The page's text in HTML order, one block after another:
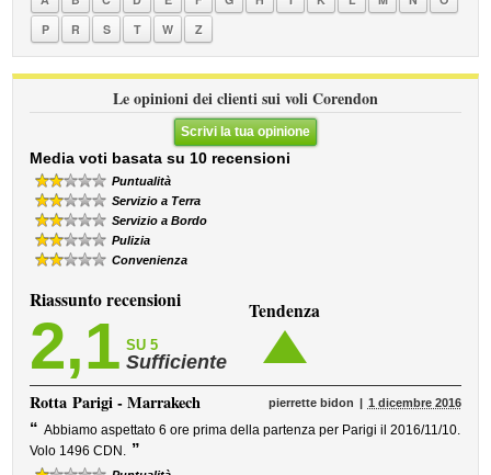
P
R S T W Z
Le opinioni dei clienti sui voli Corendon
Scrivi la tua opinione
Media voti basata su 10 recensioni
Puntualità
Servizio a Terra
Servizio a Bordo
Pulizia
Convenienza
Riassunto recensioni
2,1 SU 5
Sufficiente
Tendenza
RottaParigi - Marrakech pierrette bidon 1 dicembre 2016
“ Abbiamo aspettato 6 ore prima della partenza per Parigi il 2016/11/10.
Volo 1496 CDN. ”